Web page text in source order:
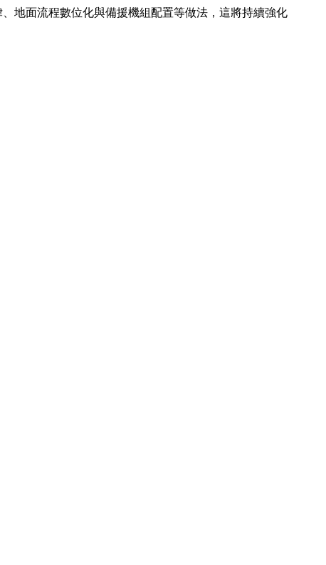
地面流程數位化與備援機組配置等做法，這將持續強化